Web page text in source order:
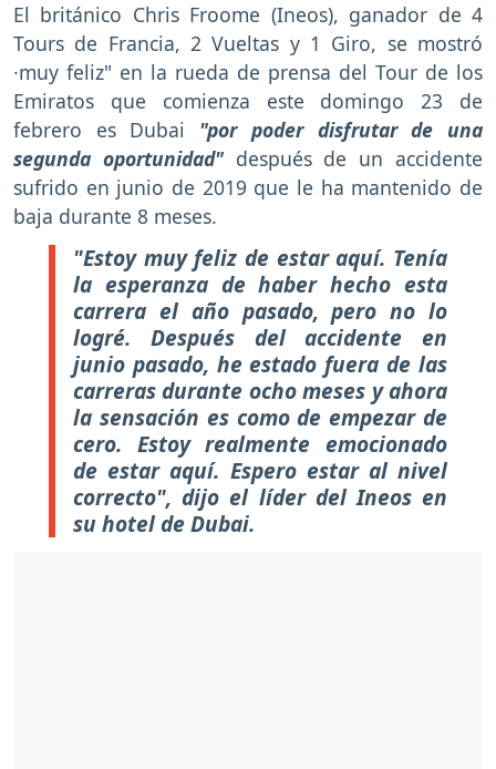
El británico Chris Froome (Ineos), ganador de 4
Tours de Francia, 2 Vueltas y 1 Giro, se mostró
·muy feliz" en la rueda de prensa del Tour de los
Emiratos que comienza este domingo 23 de
febrero es Dubai "por poder disfrutar de una
segunda oportunidad"después de un accidente
sufrido en junio de 2019 que le ha mantenido de
baja durante 8 meses.
"Estoy muy feliz de estar aquí. Tenía
la esperanza de haber hecho esta
carrera el año pasado, pero no lo
logré. Después del accidente en
junio pasado, he estado fuera de las
carreras durante ocho meses y ahora
la sensación es como de empezar de
cero. Estoy realmente emocionado
de estar aquí. Espero estar al nivel
correcto", dijo el líder del Ineos en
su hotel de Dubai.